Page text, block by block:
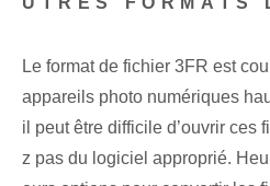
Le format de fichier ‌3FR‌ est
appareils photo numériques
il peut être difficile d’ouvrir ces
z pas du logiciel approprié.